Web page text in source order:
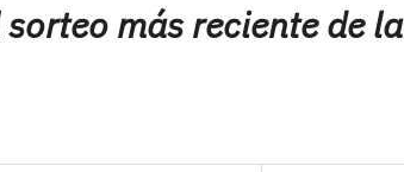
más reciente de la